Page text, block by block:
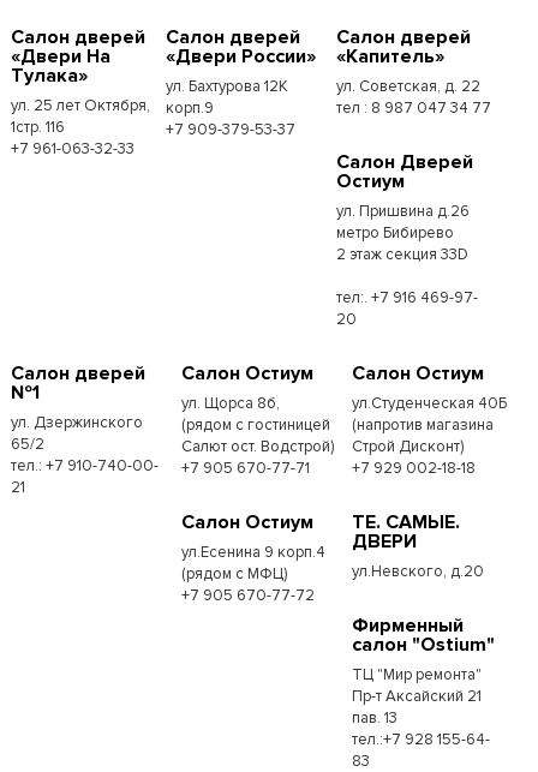
Салон дверей
«Двери На
Тулака»
ул. 25 лет Октября,
1стр. 116
+7 961-063-32-33
Салон дверей
«Двери России»
ул. Бахтурова 12К
корп.9
+7 909-379-53-37
Салон дверей
«Капитель»
ул. Советская, д. 22
тел : 8 987 047 34 77
Салон Дверей
Остиум
ул. Пришвина д.26
метро Бибирево
2 этаж секция 33D
тел:. +7 916 469-97-
20
Салон дверей
№1
ул. Дзержинского
65/2
тел.: +7 910-740-00-
21
Салон Остиум
ул. Щорса 8б,
(рядом с гостиницей
Салют ост. Водстрой)
+7 905 670-77-71
Салон Остиум
ул.Студенческая 40Б
(напротив магазина
Строй Дисконт)
+7 929 002-18-18
Салон Остиум
ул.Есенина 9 корп.4
(рядом с МФЦ)
+7 905 670-77-72
ТЕ. САМЫЕ.
ДВЕРИ
ул.Невского, д.20
Фирменный
салон "Ostium"
ТЦ "Мир ремонта"
Пр-т Аксайский 21
пав. 13
тел.:+7 928 155-64-
83